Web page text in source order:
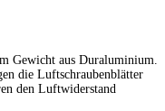
Gewicht aus Duraluminium.
die Luftschraubenblätter
den Luftwiderstand